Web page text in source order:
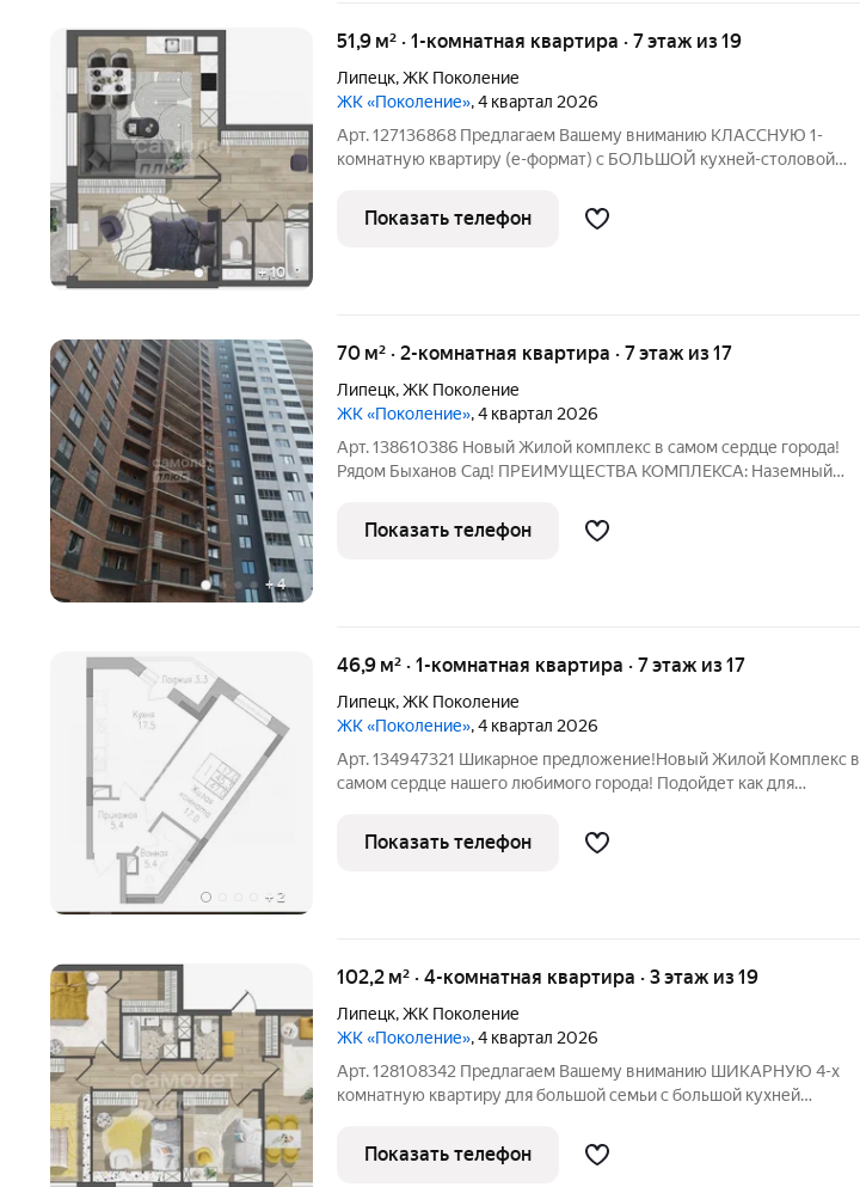
+10
51,9 м² · 1-комнатная квартира · 7 этаж из 19
Липецк,ЖК Поколение
ЖК «Поколение», 4 квартал 2026
Арт. 127136868 Предлагаем Вашему вниманию КЛАССНУЮ 1-
комнатную квартиру (е-формат) с БОЛЬШОЙ кухней-столовой
современного комплекса КОМФОРТ-КЛАССА ПОКОЛЕНИЕ в
самом сердце Липецка рядом с парком
Показать телефон
+4
70 м² · 2-комнатная квартира · 7 этаж из 17
Липецк,ЖК Поколение
ЖК «Поколение», 4 квартал 2026
Арт. 138610386 Новый Жилой комплекс в самом сердце города!
Рядом Быханов Сад! ПРЕИМУЩЕСТВА КОМПЛЕКСА: Наземный
территория. Двор без машин . Высота потолков 2,80 м. Центр
города, Парк Быханов
Показать телефон
+ 2
46,9 м² · 1-комнатная квартира · 7 этаж из 17
Липецк,ЖК Поколение
ЖК «Поколение», 4 квартал 2026
Арт. 134947321 Шикарное предложение!Новый Жилой Комплекс в
самом сердце нашего любимого города! Подойдет как для
территория,видеонаблюдение,много парковочных
мест,современные детские площадки и зоны
Показать телефон
102,2 м² · 4-комнатная квартира · 3 этаж из 19
Липецк,ЖК Поколение
ЖК «Поколение», 4 квартал 2026
Арт. 128108342 Предлагаем Вашему вниманию ШИКАРНУЮ 4-х
комнатную квартиру для большой семьи с большой кухней
КЛАССА ПОКОЛЕНИЕ в самом сердце Липецка рядом с парком
Быханов Сад. Квартира сдаётся в
Показать телефон